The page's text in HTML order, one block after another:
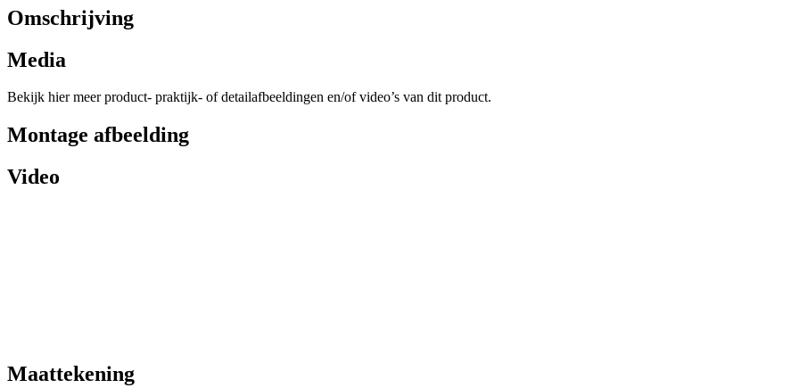
Omschrijving
Media
Bekijk hier meer product- praktijk- of detailafbeeldingen en/of video’s van dit product.
Montage afbeelding
Video
Maattekening